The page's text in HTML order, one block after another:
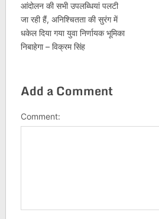
आंदोलन की सभी उपलब्धियां पलटी
जा रही हैं, अनिश्चितता की सुरंग में
धकेल दिया गया युवा निर्णायक भूमिका
निबाहेगा – विक्रम सिंह
Add a Comment
Comment: